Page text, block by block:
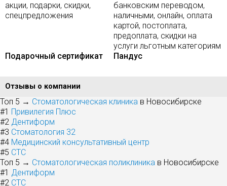
акции, подарки, скидки,
спецпредложения
банковским переводом,
наличными, онлайн, оплата
картой, постоплата,
предоплата, скидки на
услуги льготным категориям
Подарочный сертификат
Пандус
Отзывы о компании
Топ 5 → Стоматологическая клиника в Новосибирске
#1 Привилегия Плюс
#2 Дентиформ
#3 Стоматология 32
#4 Медицинский консультативный центр
#5 СТС
Топ 5 → Стоматологическая поликлиника в Новосибирске
#1 Дентиформ
#2 СТС